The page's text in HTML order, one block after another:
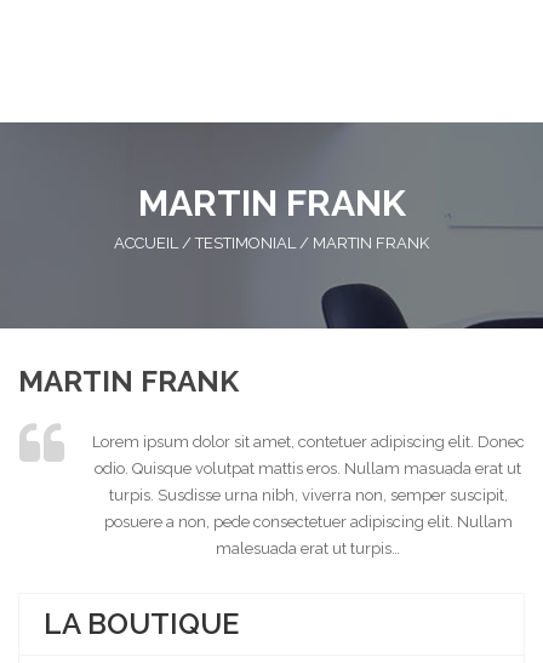
MARTIN FRANK
ACCUEIL / TESTIMONIAL / MARTIN FRANK
MARTIN FRANK
Lorem ipsum dolor sit amet, contetuer adipiscing elit. Donec
odio. Quisque volutpat mattis eros. Nullam masuada erat ut
turpis. Susdisse urna nibh, viverra non, semper suscipit,
posuere a non, pede consectetuer adipiscing elit. Nullam
malesuada erat ut turpis…
LA BOUTIQUE